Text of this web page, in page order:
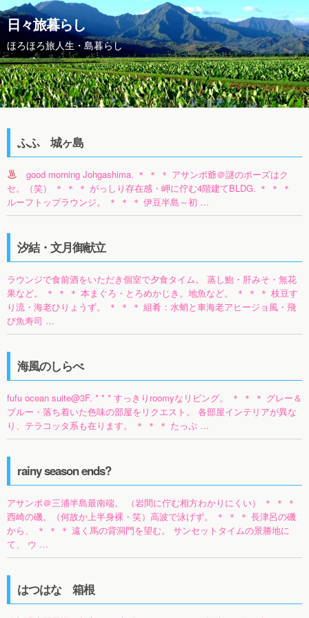
日々旅暮らし
ほろほろ旅人生・島暮らし
ふふ 城ヶ島
good morning Johgashima. ＊ ＊ ＊ アサンポ爺＠謎のポーズはク
セ。（笑） ＊ ＊ ＊ がっしり存在感・岬に佇む4階建てBLDG. ＊ ＊ ＊
ルーフトップラウンジ。 ＊ ＊ ＊ 伊豆半島～初 …
汐結・文月御献立
ラウンジで食前酒をいただき個室で夕食タイム。 蒸し鮑・肝みそ・無花
果など。 ＊ ＊ ＊ 本まぐろ・とろめかじき。地魚など。 ＊ ＊ ＊ 枝豆す
り流・海老ひりょうず。 ＊ ＊ ＊ 組肴：水蛸と車海老アヒージョ風・飛
び魚寿司 …
海風のしらべ
fufu ocean suite@3F. * * * すっきりroomyなリビング。 ＊ ＊ ＊ グレー＆
ブルー・落ち着いた色味の部屋をリクエスト。 各部屋インテリアが異な
り、テラコッタ系も在ります。 ＊ ＊ ＊ たっぷ …
rainy season ends?
アサンポ＠三浦半島最南端。 （岩間に佇む相方わかりにくい） ＊ ＊ ＊
西崎の磯。（何故か上半身裸・笑）高波で泳げず。 ＊ ＊ ＊ 長津呂の磯
から、 ＊ ＊ ＊ 遠く馬の背洞門を望む。 サンセットタイムの景勝地に
て、 ウ …
はつはな 箱根